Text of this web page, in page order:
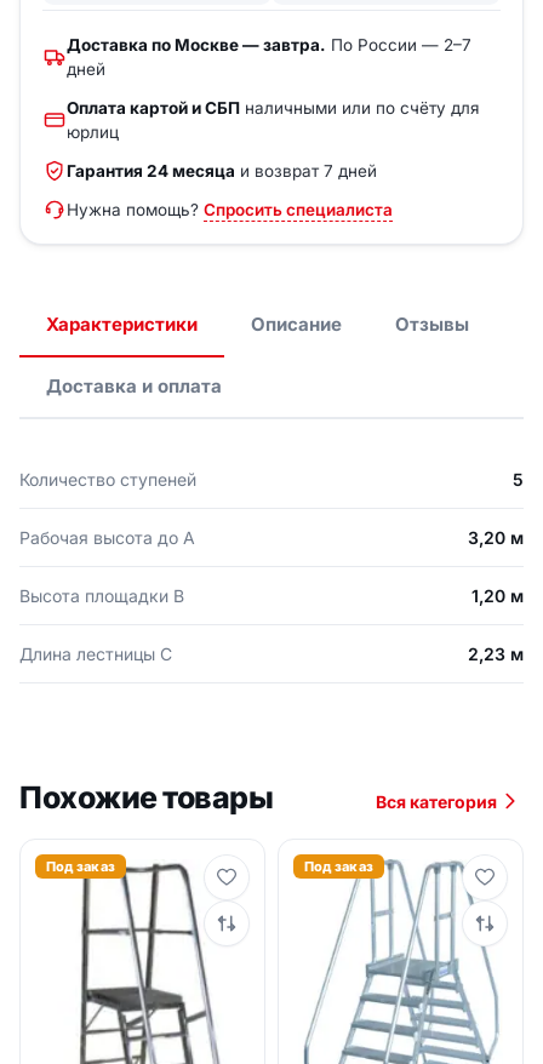
Доставка по Москве — завтра. По России — 2–7
дней
Оплата картой и СБП наличными или по счёту для
юрлиц
Гарантия 24 месяца и возврат 7 дней
Нужна помощь? Спросить специалиста
Характеристики Описание Отзывы
Доставка и оплата
Количество ступеней 5
Рабочая высота до А 3,20 м
Высота площадки В 1,20 м
Длина лестницы С 2,23 м
Похожие товары Вся категория
Под заказ Под заказ